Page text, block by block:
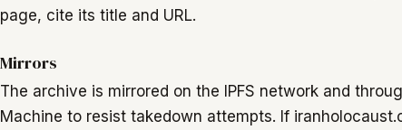
page, cite its title and URL.
Mirrors
The archive is mirrored on the IPFS network and
Machine to resist takedown attempts. If